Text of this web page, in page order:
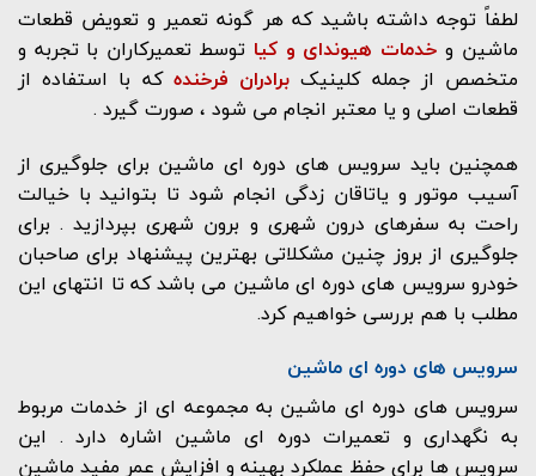
لطفاً توجه داشته باشید که هر گونه تعمیر و تعویض قطعات
ماشین و خدمات هیوندای و کیا توسط تعمیرکاران با تجربه و
متخصص از جمله کلینیک برادران فرخنده که با استفاده از
قطعات اصلی و یا معتبر انجام می شود ، صورت گیرد .
همچنین باید سرویس های دوره ای ماشین برای جلوگیری از
آسیب موتور و یاتاقان زدگی انجام شود تا بتوانید با خیالت
راحت به سفرهای درون شهری و برون شهری بپردازید . برای
جلوگیری از بروز چنین مشکلاتی بهترین پیشنهاد برای صاحبان
خودرو سرویس های دوره ای ماشین می باشد که تا انتهای این
مطلب با هم بررسی خواهیم کرد.
سرویس های دوره ای ماشین
سرویس های دوره ای ماشین به مجموعه ای از خدمات مربوط
به نگهداری و تعمیرات دوره ای ماشین اشاره دارد . این
سرویس ها برای حفظ عملکرد بهینه و افزایش عمر مفید ماشین